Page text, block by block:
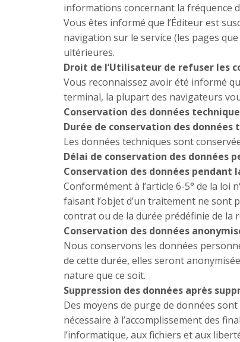
informations concernant la fréquence
Vous êtes informé que l’Éditeur est
navigation sur le service (les pages
ultérieures.
Droit de l’Utilisateur de refuser les
Vous reconnaissez avoir été informé
terminal, la plupart des navigateurs
Conservation des données
Durée de conservation des données
Les données techniques sont
Délai de conservation des données
Conservation des données
Conformément à l’article 6-5° de la loi
faisant l’objet d’un traitement ne sont
contrat ou de la durée prédéfinie de la
Conservation des données
Nous conservons les données
de cette durée, elles seront
nature que ce soit.
Suppression des données après
Des moyens de purge de données
nécessaire à l’accomplissement des
l’informatique, aux fichiers et aux